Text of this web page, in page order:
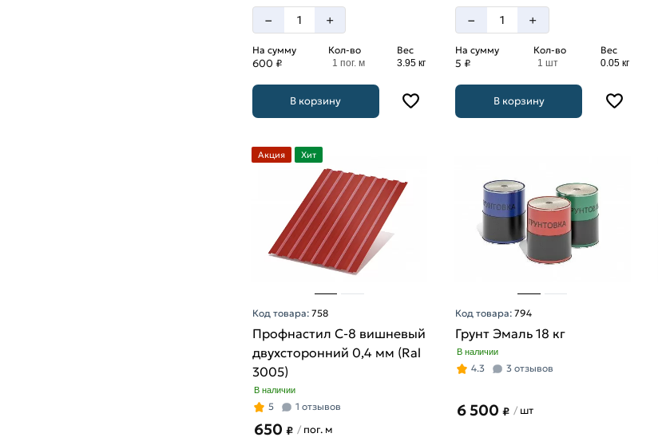
– +
На сумму
600 ₽
Кол-во
1 пог. м
Вес
3.95 кг
В корзину
– +
На сумму
5 ₽
Кол-во
1 шт
Вес
0.05 кг
В корзину
Акция Хит
Код товара: 758
Профнастил С-8 вишневый
двухсторонний 0,4 мм (Ral
3005)
В наличии
5 1 отзывов
650 ₽ /пог. м
Код товара:794
Грунт Эмаль 18 кг
В наличии
4.3 3 отзывов
6 500₽ / шт